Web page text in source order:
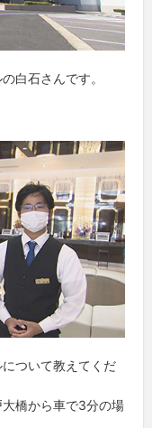
白石さんです。
ついて教えてくだ
橋から車で3分の場